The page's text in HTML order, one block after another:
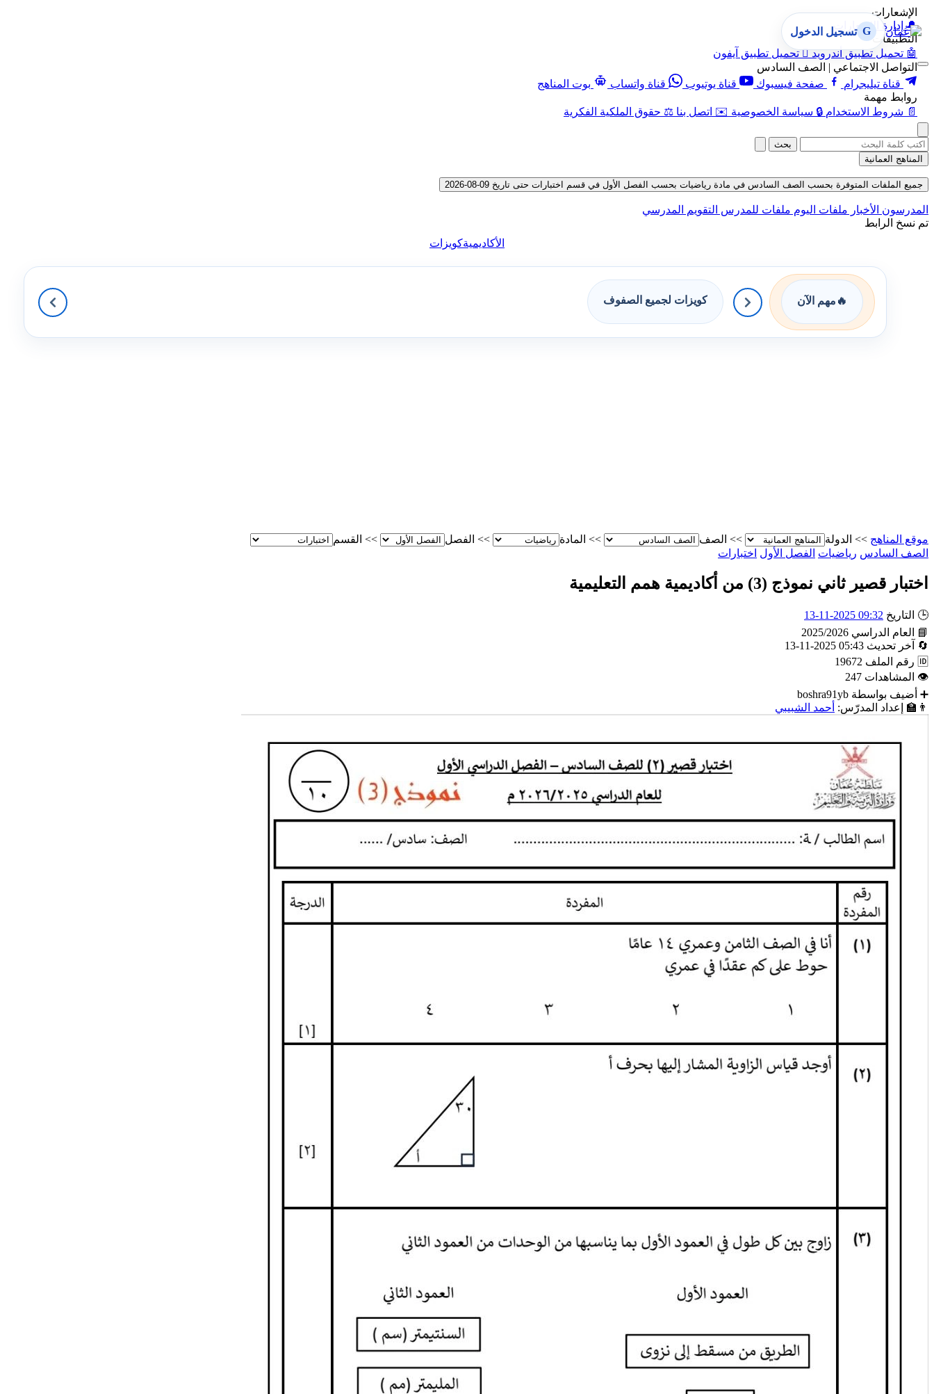
الإشعارات
🔔 إدارة الإشعارات
التطبيقات
🤖 تحميل تطبيق أندرويد  تحميل تطبيق آيفون
التواصل الاجتماعي | الصف السادس
قناة تيليجرام
صفحة فيسبوك قناة يوتيوب قناة واتساب
بوت المناهج
روابط مهمة
📄 شروط الاستخدام 🔒 سياسة الخصوصية ✉️ اتصل بنا ⚖️ حقوق الملكية الفكرية
G تسجيل الدخول
بحث
المناهج العمانية
جميع الملفات المتوفرة بحسب الصف السادس في مادة رياضيات بحسب الفصل الأول في قسم اختبارات حتى تاريخ 09-08-2026
المدرسون الأخبار ملفات اليوم ملفات للمدرس التقويم المدرسي
تم نسخ الرابط
الأكاديميةكويزات
🔥 مهم الآن كويزات لجميع الصفوف
موقع المناهج >> الدولة >> الصف >> المادة >> الفصل >> القسم
الصف السادس رياضيات الفصل الأول اختبارات
اختبار قصير ثاني نموذج (3) من أكاديمية همم التعليمية
🕒 التاريخ 09:32 2025-11-13
📘
العام الدراسي 2025/2026
🔄
آخر تحديث 05:43 2025-11-13
🆔 رقم الملف 19672
👁 المشاهدات 247
➕ أضيف بواسطة boshra91yb
👨‍🏫
إعداد المدرّس: أحمد الشبيبي